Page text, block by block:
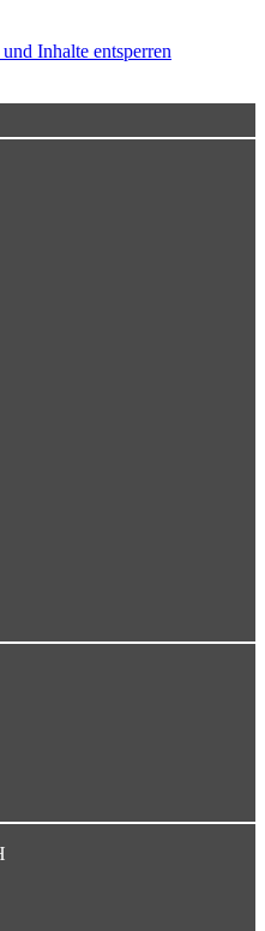
Inhalte entsperren